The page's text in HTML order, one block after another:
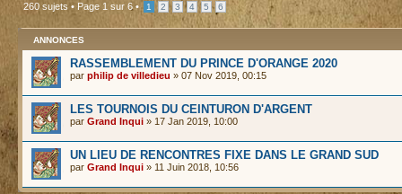
260 sujets • Page 1 sur 6 • 1 2 3 4 5 6
ANNONCES
RASSEMBLEMENT DU PRINCE D'ORANGE 2020
par philip de villedieu » 07 Nov 2019, 00:15
LES TOURNOIS DU CEINTURON D'ARGENT
par Grand Inqui » 17 Jan 2019, 10:00
UN LIEU DE RENCONTRES FIXE DANS LE GRAND SUD
par Grand Inqui » 11 Juin 2018, 10:56